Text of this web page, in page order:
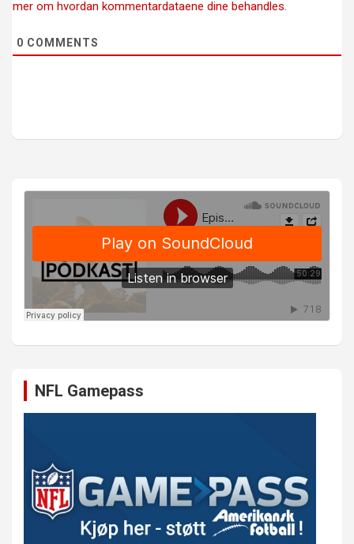
mer om hvordan kommentardataene dine behandles.
0 COMMENTS
NFL Gamepass